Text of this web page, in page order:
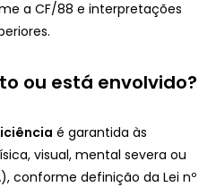
a CF/88 e interpretações
ou está envolvido?
é garantida às
visual, mental severa ou
conforme definição da Lei nº